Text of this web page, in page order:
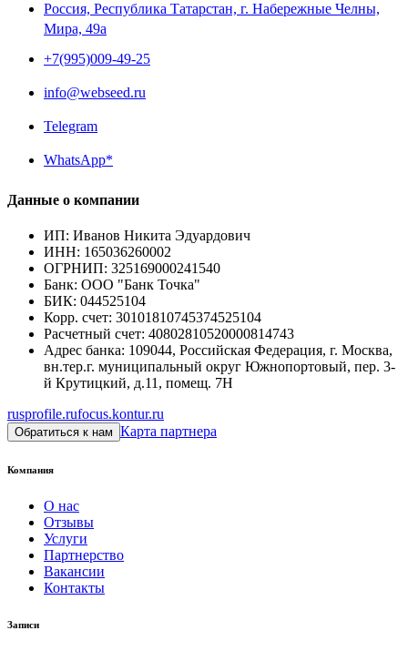
Россия, Республика Татарстан, г. Набережные Челны,
Мира, 49a
+7(995)009-49-25
info@webseed.ru
Telegram
WhatsApp*
Данные о компании
ИП: Иванов Никита Эдуардович
ИНН: 165036260002
ОГРНИП: 325169000241540
Банк: ООО "Банк Точка"
БИК: 044525104
Корр. счет: 30101810745374525104
Расчетный счет: 40802810520000814743
Адрес банка: 109044, Российская Федерация, г. Москва,
вн.тер.г. муниципальный округ Южнопортовый, пер. 3-
й Крутицкий, д.11, помещ. 7Н
rusprofile.rufocus.kontur.ru
Обратиться к нам Карта партнера
Компания
О нас
Отзывы
Услуги
Партнерство
Вакансии
Контакты
Записи